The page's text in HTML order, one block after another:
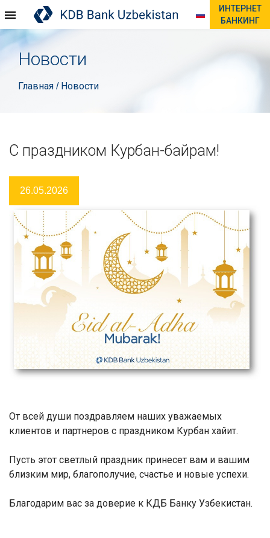
ИНТЕРНЕТ
БАНКИНГ
Новости
Главная / Новости
С праздником Курбан-байрам!
26.05.2026
От всей души поздравляем наших уважаемых
клиентов и партнеров с праздником Курбан хайит.
Пусть этот светлый праздник принесет вам и вашим
близким мир, благополучие, счастье и новые успехи.
Благодарим вас за доверие к КДБ Банку Узбекистан.